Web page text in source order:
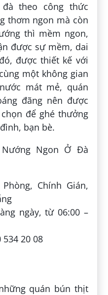
theo công thức
thơm ngon mà còn
thì mềm ngon,
được sự mềm, dai
được thiết kế với
một không gian
mát mẻ, quán
đãng nên được
để ghé thưởng
bạn bè.
Chính Gián,
ngày, từ 06:00 –
20 08
quán bún thịt